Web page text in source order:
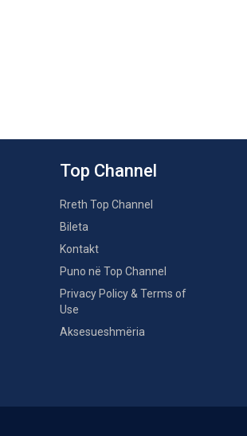
Top Channel
Rreth Top Channel
Bileta
Kontakt
Puno në Top Channel
Privacy Policy & Terms of
Use
Aksesueshmëria